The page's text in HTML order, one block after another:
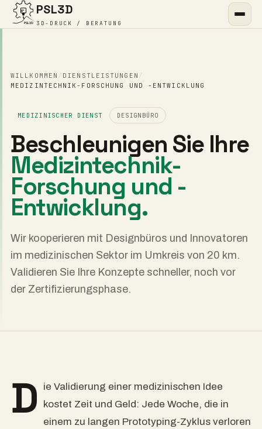
PSL3D
3D-DRUCK / BERATUNG
WILLKOMMEN / DIENSTLEISTUNGEN /
MEDIZINTECHNIK-FORSCHUNG UND -ENTWICKLUNG
MEDIZINISCHER DIENST DESIGNBÜRO
Beschleunigen Sie Ihre
Medizintechnik-
Forschung und -
Entwicklung.
Wir kooperieren mit Designbüros und Innovatoren
im medizinischen Sektor im Umkreis von 20 km.
Validieren Sie Ihre Konzepte schneller, noch vor
der Zertifizierungsphase.
D
ie Validierung einer medizinischen Idee
kostet Zeit und Geld: Jede Woche, die in
einem zu langen Prototyping-Zyklus verloren